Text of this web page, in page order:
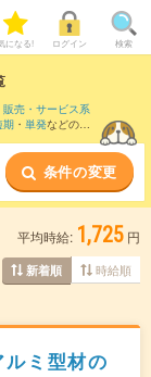
になる! ログイン 検索
販売・サービス系
期 ・ 単発などの期
条件の変更
平均時給: 1,725 円
新着順 時給順
ミ型材の